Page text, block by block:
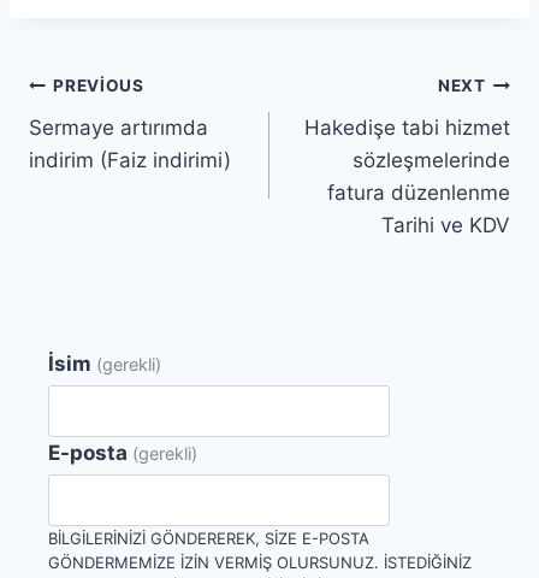
Yazı
gezinmesi
PREVIOUS
Sermaye artırımda
indirim (Faiz indirimi)
NEXT
Hakedişe tabi hizmet
sözleşmelerinde
fatura düzenlenme
Tarihi ve KDV
İsim (gerekli)
E-posta (gerekli)
BILGILERINIZI GÖNDEREREK, SIZE E-POSTA
GÖNDERMEMIZE IZIN VERMIŞ OLURSUNUZ. İSTEDIĞINIZ